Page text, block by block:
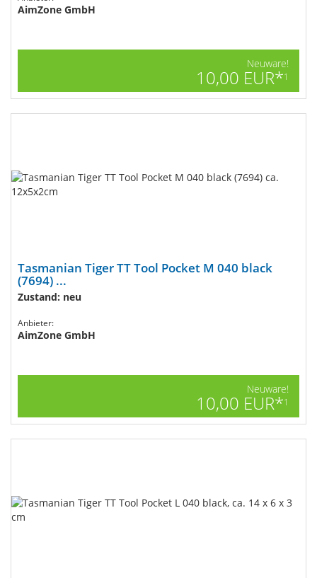
AimZone GmbH
Neuware!
10,00 EUR*1
Tasmanian Tiger TT Tool Pocket M 040 black
(7694) ...
Zustand: neu
Anbieter:
AimZone GmbH
Neuware!
10,00 EUR*1